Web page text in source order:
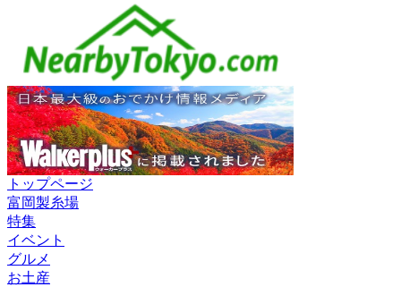
トップページ
富岡製糸場
特集
イベント
グルメ
お土産